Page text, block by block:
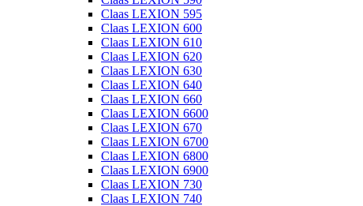
Claas LEXION 595
Claas LEXION 600
Claas LEXION 610
Claas LEXION 620
Claas LEXION 630
Claas LEXION 640
Claas LEXION 660
Claas LEXION 6600
Claas LEXION 670
Claas LEXION 6700
Claas LEXION 6800
Claas LEXION 6900
Claas LEXION 730
Claas LEXION 740